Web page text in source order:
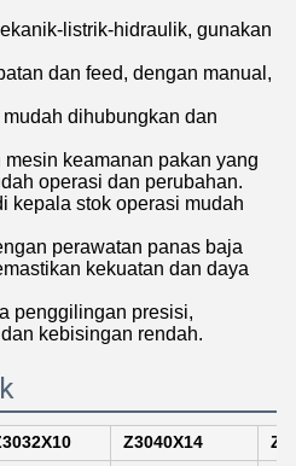
listrik-hidraulik, gunakan
dan feed, dengan manual,
dihubungkan dan
keamanan pakan yang
operasi dan perubahan.
kepala stok operasi mudah
perawatan panas baja
kekuatan dan daya
penggilingan presisi,
kebisingan rendah.
Z3040X14